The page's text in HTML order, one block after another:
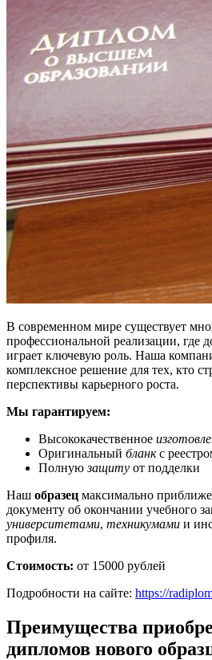
В современном мире существует
профессиональной реализации, где
играет ключевую роль. Наша
комплексное решение для тех, кто
перспективы карьерного роста.
Мы гарантируем:
Высококачественное
Оригинальный бланкс
Полнуюзащиту от подделки
Наш образец максимально
документу об окончании учебного
университетами, техникумами и
профиля.
Стоимость: от 15000 рублей
Подробности на сайте: https://
Преимущества
дипломов нового